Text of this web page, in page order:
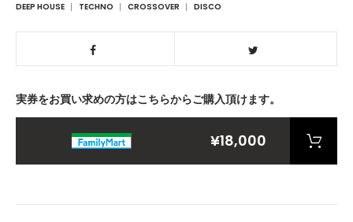
DEEP HOUSE TECHNO CROSSOVER DISCO
実券をお買い求めの方はこちらからご購入頂けます。
¥18,000